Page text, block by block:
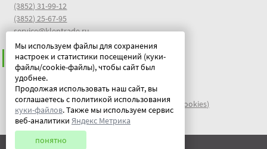
Мы используем файлы для сохранения
настроек и статистики посещений (куки-
файлы/cookie-файлы), чтобы сайт был
удобнее.
Продолжая использовать наш сайт, вы
соглашаетесь с политикой использования
куки-файлов. Также мы используем сервис
веб-аналитики Яндекс Метрика
понятно
(3852) 31-99-12
(3852) 25-67-95
service@klentrade.ru
ИНФОРМАЦИЯ
Пользовательское соглашение
Политика конфиденциальности
файлы идентификации пользователей куки (cookies)
Документы